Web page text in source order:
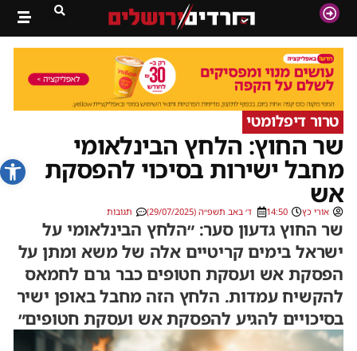
פתח
טרור דיפלומטי
שר החוץ: הלחץ הבינלאומי
מחבל ישירות בסיכוי להפסקת
אש
אורי כץ 14:50 ד׳ באב תשפ״ה (29/07/2025) תגובות
שר החוץ גדעון סער: ״הלחץ הבינלאומי על
ישראל בימים קריטיים אלה של משא ומתן על
הפסקת אש ועסקת חטופים כבר גרם לחמאס
להקשיח עמדות. הלחץ הזה מחבל באופן ישיר
בסיכויים להגיע להפסקת אש ועסקת חטופים״